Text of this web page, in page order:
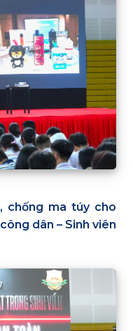
chống ma túy cho
dân – Sinh viên